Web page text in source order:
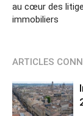
au cœur des
immobiliers
ARTICLES